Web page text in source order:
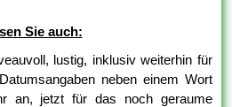
Sie auch:
lustig, inklusiv weiterhin für
neben einem Wort
an, jetzt für das noch geraume